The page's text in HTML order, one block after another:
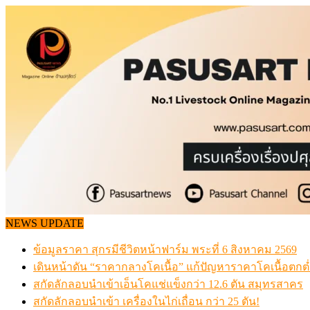
content
NEWS UPDATE
ข้อมูลราคา สุกรมีชีวิตหน้าฟาร์ม พระที่ 6 สิงหาคม 2569
เดินหน้าดัน “ราคากลางโคเนื้อ” แก้ปัญหาราคาโคเนื้อตก
สกัดลักลอบนำเข้าเอ็นโคแช่แข็งกว่า 12.6 ตัน สมุทรสาคร
สกัดลักลอบนำเข้า เครื่องในไก่เถื่อน กว่า 25 ตัน!